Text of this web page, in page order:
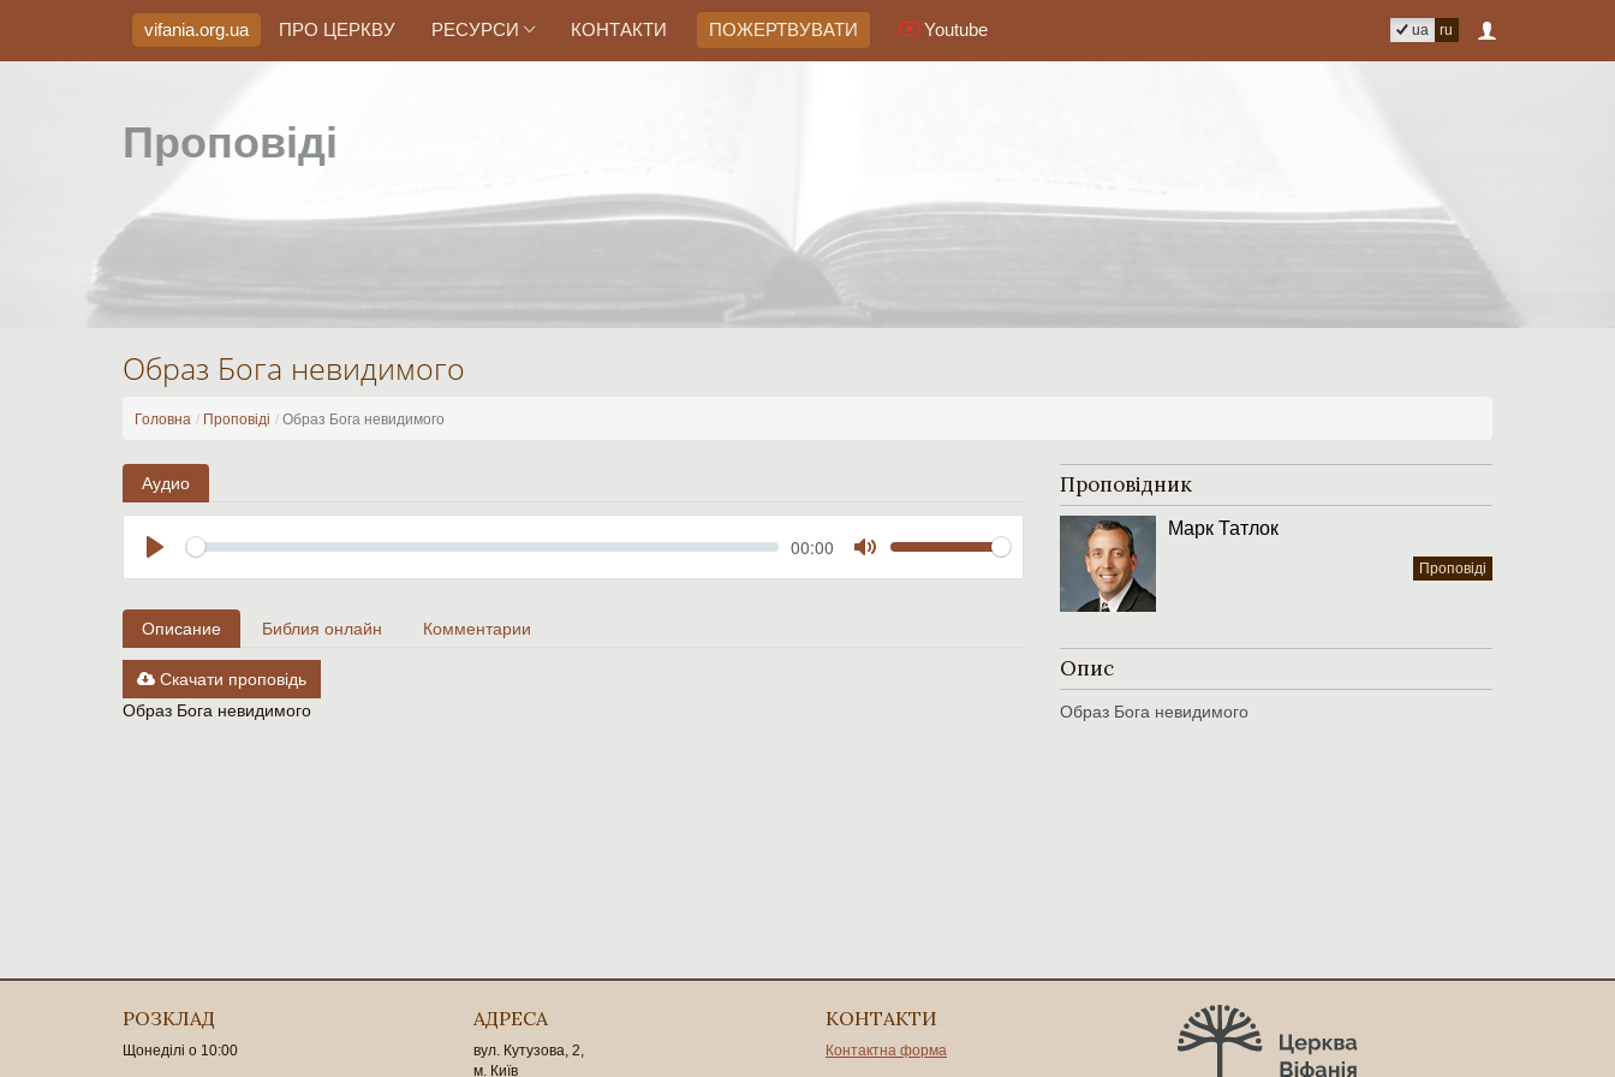
vifania.org.ua ПРО ЦЕРКВУ РЕСУРСИ КОНТАКТИ ПОЖЕРТВУВАТИ Youtube ua ru
Проповіді
Образ Бога невидимого
Головна Проповіді Образ Бога невидимого
Аудио
Seek Current
00:00
Mute
Volume
Описание Библия онлайн Комментарии
Скачати проповідь
Образ Бога невидимого
Проповідник
Марк Татлок
Проповіді
Опис
Образ Бога невидимого
РОЗКЛАД
Щонеділі о 10:00
АДРЕСА
вул. Кутузова, 2,
м. Київ
КОНТАКТИ
Контактна форма